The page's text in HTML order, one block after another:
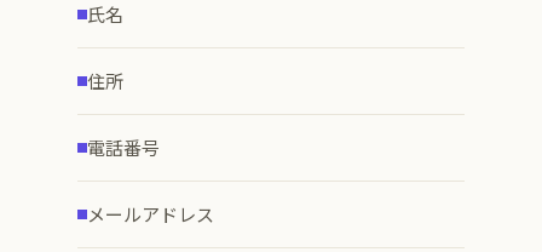
氏名
住所
電話番号
メールアドレス